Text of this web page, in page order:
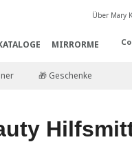
MIRRORME
Über Mary
🎁 Geschenke